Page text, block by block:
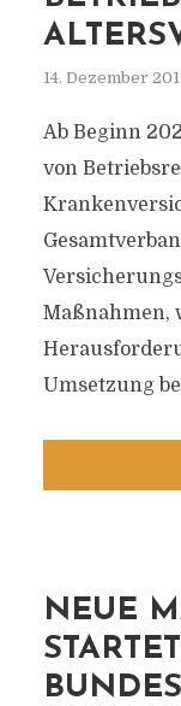
14. Dezember
Ab Beginn
von
Maßnahmen,
Umsetzung
NEUE